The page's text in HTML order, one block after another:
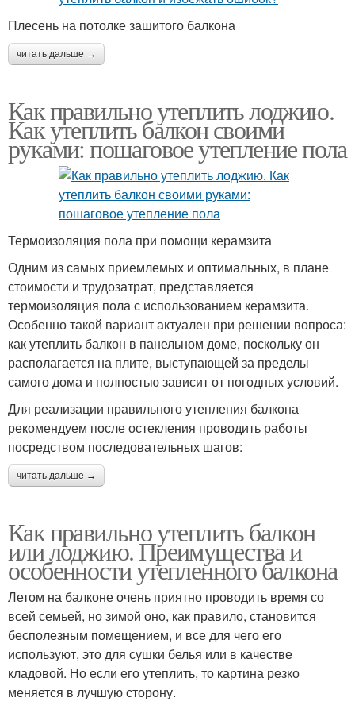
Плесень на потолке зашитого балкона
читать дальше →
Как правильно утеплить лоджию.
Как утеплить балкон своими
руками: пошаговое утепление пола
Термоизоляция пола при помощи керамзита
Одним из самых приемлемых и оптимальных, в плане
стоимости и трудозатрат, представляется
термоизоляция пола с использованием керамзита.
Особенно такой вариант актуален при решении вопроса:
как утеплить балкон в панельном доме, поскольку он
располагается на плите, выступающей за пределы
самого дома и полностью зависит от погодных условий.
Для реализации правильного утепления балкона
рекомендуем после остекления проводить работы
посредством последовательных шагов:
читать дальше →
Как правильно утеплить балкон
или лоджию. Преимущества и
особенности утепленного балкона
Летом на балконе очень приятно проводить время со
всей семьей, но зимой оно, как правило, становится
бесполезным помещением, и все для чего его
используют, это для сушки белья или в качестве
кладовой. Но если его утеплить, то картина резко
меняется в лучшую сторону.